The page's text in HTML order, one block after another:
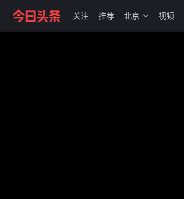
关注 推荐 北京 视频